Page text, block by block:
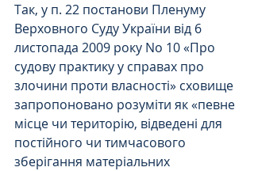
Так, у п. 22 постанови Пленуму
Верховного Суду України від 6
листопада 2009 року No 10 «Про
судову практику у справах про
злочини проти власності» сховище
запропоновано розуміти як «певне
місце чи територію, відведені для
постійного чи тимчасового
зберігання матеріальних